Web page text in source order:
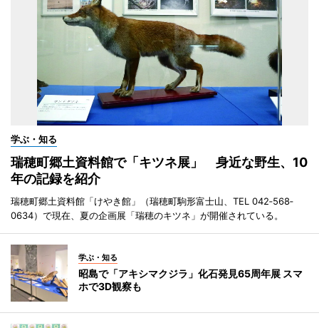
学ぶ・知る
瑞穂町郷土資料館で「キツネ展」 身近な野生、10
年の記録を紹介
瑞穂町郷土資料館「けやき館」（瑞穂町駒形富士山、TEL 042‐568‐
0634）で現在、夏の企画展「瑞穂のキツネ」が開催されている。
学ぶ・知る
昭島で「アキシマクジラ」化石発見65周年展 スマ
ホで3D観察も